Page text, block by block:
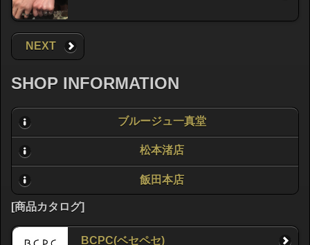
NEXT
SHOP INFORMATION
ブルージュ一真堂
松本渚店
飯田本店
[商品カタログ]
BCPC(ベセペセ)